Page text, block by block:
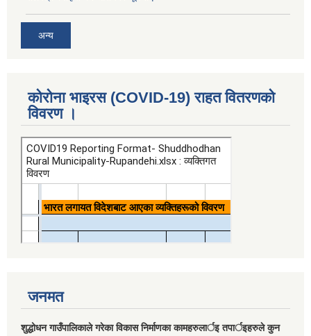
अन्य
कोरोना भाइरस (COVID-19) राहत वितरणको
विवरण ।
जनमत
शुद्धोधन गाउँपालिकाले गरेका विकास निर्माणका कामहरुलार्इ तपार्इहरुले कुन